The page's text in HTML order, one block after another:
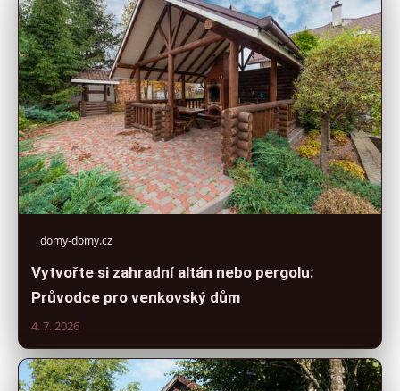
domy-domy.cz
Vytvořte si zahradní altán nebo pergolu:
Průvodce pro venkovský dům
4. 7. 2026